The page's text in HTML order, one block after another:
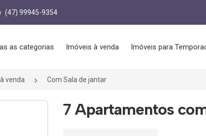
(47) 99945-9354
as categorias Imóveis à venda Imóveis para
venda Com Sala de jantar
7 Apartamentos